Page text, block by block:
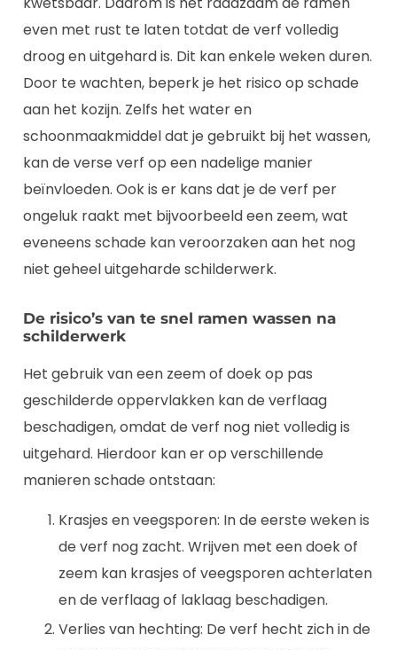
even met rust te laten totdat de verf volledig
droog en uitgehard is. Dit kan enkele weken duren.
Door te wachten, beperk je het risico op schade
aan het kozijn. Zelfs het water en
schoonmaakmiddel dat je gebruikt bij het wassen,
kan de verse verf op een nadelige manier
beïnvloeden. Ook is er kans dat je de verf per
ongeluk raakt met bijvoorbeeld een zeem, wat
eveneens schade kan veroorzaken aan het nog
niet geheel uitgeharde schilderwerk.
De risico’s van te snel ramen wassen na
schilderwerk
Het gebruik van een zeem of doek op pas
geschilderde oppervlakken kan de verflaag
beschadigen, omdat de verf nog niet volledig is
uitgehard. Hierdoor kan er op verschillende
manieren schade ontstaan:
Krasjes en veegsporen: In de eerste weken is
de verf nog zacht. Wrijven met een doek of
zeem kan krasjes of veegsporen achterlaten
en de verflaag of laklaag beschadigen.
Verlies van hechting: De verf hecht zich in de